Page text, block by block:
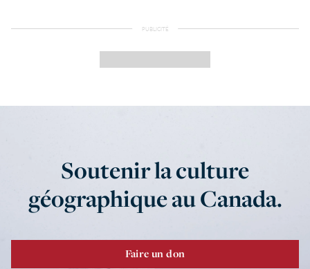
Soutenir la culture
géographique au Canada.
Faire un don